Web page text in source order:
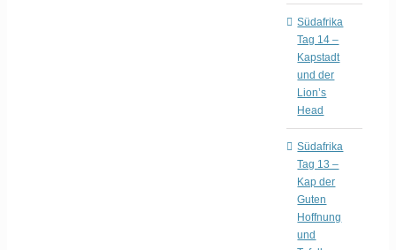
Südafrika
Tag 14 –
Kapstadt
und der
Lion’s
Head
Südafrika
Tag 13 –
Kap der
Guten
Hoffnung
und